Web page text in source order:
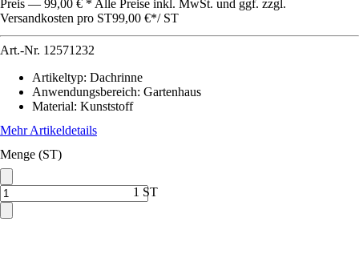
Preis — 99,00 € * Alle Preise inkl. MwSt. und ggf. zzgl.
Versandkosten pro ST99,00 €*/ ST
Art.-Nr. 12571232
Artikeltyp: Dachrinne
Anwendungsbereich: Gartenhaus
Material: Kunststoff
Mehr Artikeldetails
Menge (ST)
1 ST